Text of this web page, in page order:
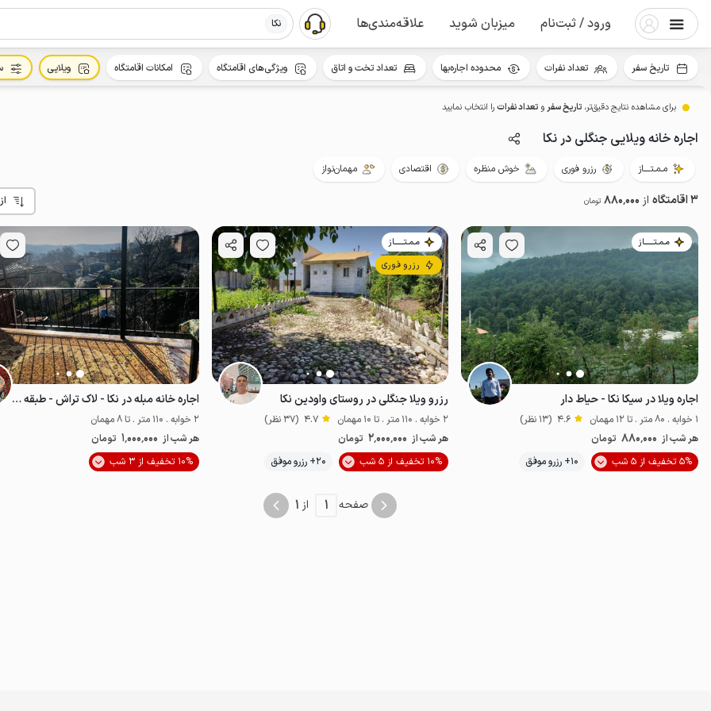
ورود / ثبت‌نام میزبان شوید علاقه‌مندی‌ها نکا
برای مشاهده نتایج دقیق‌تر، تاریخ سفرو تعداد نفراترا انتخاب نمایید
اجاره خانه ویلایی جنگلی در نکا
مـمـتــــاز رزرو فوری خوش منظره اقتصادی مهمان‌نواز
3 اقامتگاه از 880٬000 تومان
مـمـتــــــاز
اجاره ویلا در سیکا نکا - حیاط دار
1 خوابه . 80 متر . تا 12 مهمان 4.6 (13 نظر)
هر شب از 880٬000 تومان
5% تخفیف از 5 شب
10+ رزرو موفق خوش منظره اقتصادی موقعیت در نقشه
مـمـتــــــاز
رزرو فوری
رزرو ویلا جنگلی در روستای واودین نکا
2 خوابه . 110 متر . تا 10 مهمان 4.7 (37 نظر)
هر شب از 2٬000٬000 تومان
10% تخفیف از 5 شب
20+ رزرو موفق خوش منظره
اجاره خانه مبله در نکا - لاک تراش - طبقه اول
2 خوابه . 110 متر . تا 8 مهمان
هر شب از 1٬000٬000 تومان
10% تخفیف از 3 شب
صفحه 1 از 1
تاریخ سفر تعداد نفرات محدوده اجاره‌بها تعداد تخت و اتاق ویژگی‌های اقامتگاه امکانات اقامتگاه ویلایی